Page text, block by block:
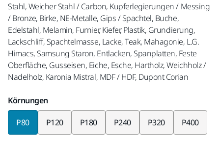
Stahl, Weicher Stahl / Carbon, Kupferlegierungen / Messing
/ Bronze, Birke, NE-Metalle, Gips / Spachtel, Buche,
Edelstahl, Melamin, Furnier, Kiefer, Plastik, Grundierung,
Lackschliff, Spachtelmasse, Lacke, Teak, Mahagonie, L.G.
Himacs, Samsung Staron, Entlacken, Spanplatten, Feste
Oberfläche, Gusseisen, Eiche, Esche, Hartholz, Weichholz /
Nadelholz, Karonia Mistral, MDF / HDF, Dupont Corian
Körnungen
P80 P120 P180 P240 P320 P400